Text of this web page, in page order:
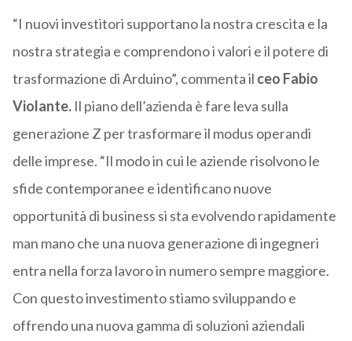
“I nuovi investitori supportano la nostra crescita e la
nostra strategia e comprendono i valori e il potere di
trasformazione di Arduino”, commenta il ceo Fabio
Violante.Il piano dell’azienda è fare leva sulla
generazione Z per trasformare il modus operandi
delle imprese. “Il modo in cui le aziende risolvono le
sfide contemporanee e identificano nuove
opportunità di business si sta evolvendo rapidamente
man mano che una nuova generazione di ingegneri
entra nella forza lavoro in numero sempre maggiore.
Con questo investimento stiamo sviluppando e
offrendo una nuova gamma di soluzioni aziendali